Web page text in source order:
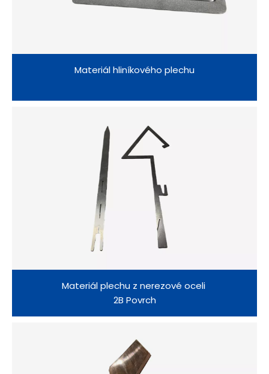
Materiál hliníkového plechu
Materiál plechu z nerezové oceli
2B Povrch